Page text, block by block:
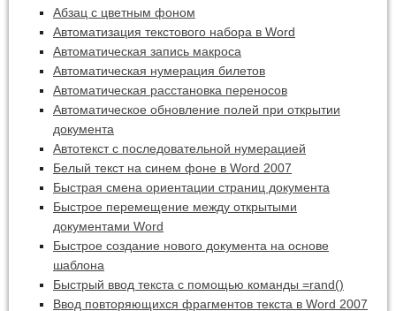
Абзац с цветным фоном
Автоматизация текстового набора в Word
Автоматическая запись макроса
Автоматическая нумерация билетов
Автоматическая расстановка переносов
Автоматическое обновление полей при открытии
документа
Автотекст с последовательной нумерацией
Белый текст на синем фоне в Word 2007
Быстрая смена ориентации страниц документа
Быстрое перемещение между открытыми
документами Word
Быстрое создание нового документа на основе
шаблона
Быстрый ввод текста с помощью команды =rand()
Ввод повторяющихся фрагментов текста в Word 2007